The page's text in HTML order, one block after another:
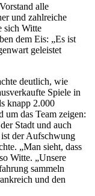
alle
und zahlreiche
sich Witte
dem Eis: „Es ist
geleistet
deutlich, wie
Spiele in
knapp 2.000
um das Team zeigen:
Stadt und auch
der Aufschwung
„Man sieht, dass
Witte. „Unsere
sammeln
und den